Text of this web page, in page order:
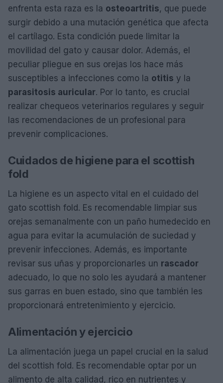
enfrenta esta raza es la osteoartritis, que puede
surgir debido a una mutación genética que afecta
el cartílago. Esta condición puede limitar la
movilidad del gato y causar dolor. Además, el
peculiar pliegue en sus orejas los hace más
susceptibles a infecciones como la otitis y la
parasitosis auricular. Por lo tanto, es crucial
realizar chequeos veterinarios regulares y seguir
las recomendaciones de un profesional para
prevenir complicaciones.
Cuidados de higiene para el scottish
fold
La higiene es un aspecto vital en el cuidado del
gato scottish fold. Es recomendable limpiar sus
orejas semanalmente con un paño humedecido en
agua para evitar la acumulación de suciedad y
prevenir infecciones. Además, es importante
revisar sus uñas y proporcionarles un rascador
adecuado, lo que no solo les ayudará a mantener
sus garras en buen estado, sino que también les
proporcionará entretenimiento y ejercicio.
Alimentación y ejercicio
La alimentación juega un papel crucial en la salud
del scottish fold. Es recomendable optar por un
alimento de alta calidad, rico en nutrientes y